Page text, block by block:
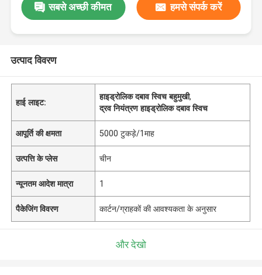
सबसे अच्छी कीमत हमसे संपर्क करें
उत्पाद विवरण
हाई लाइट:
हाइड्रोलिक दबाव स्विच बहुमुखी,
द्रव नियंत्रण हाइड्रोलिक दबाव स्विच
आपूर्ति की क्षमता 5000 टुकड़े/1माह
उत्पत्ति के प्लेस चीन
न्यूनतम आदेश मात्रा 1
पैकेजिंग विवरण कार्टन/ग्राहकों की आवश्यकता के अनुसार
और देखो